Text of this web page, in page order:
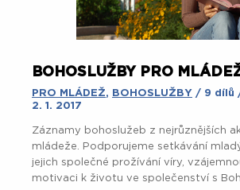
BOHOSLUŽBY PRO
PRO MLÁDEŽ, BOHOSLUŽBY / 9 dílů
2. 1. 2017
Záznamy bohoslužeb z nejrůznějších
mládeže. Podporujeme setkávání
jejich společné prožívání víry,
motivaci k životu ve společenství s